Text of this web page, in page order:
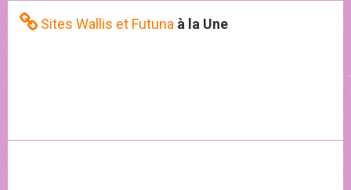
Sites Wallis et Futuna à la Une